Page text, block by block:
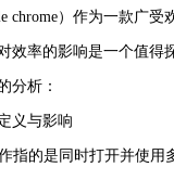
chrome）作为一款广受
效率的影响是一个值得
分析：
义与影响
指的是同时打开并使用